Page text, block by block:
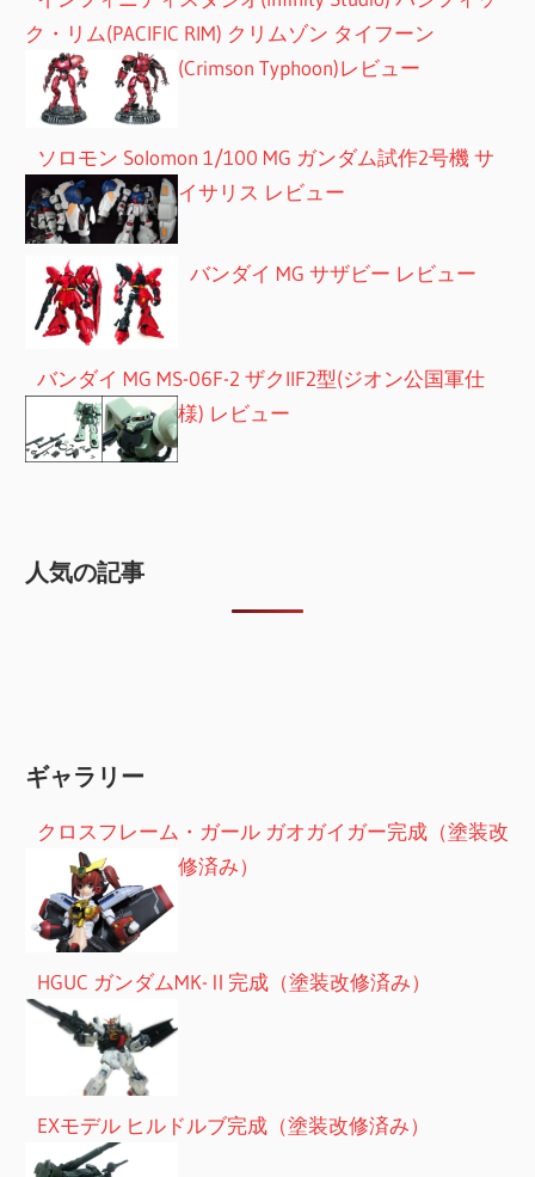
ク・リム(PACIFIC RIM) クリムゾン タイフーン
(Crimson Typhoon)レビュー
ソロモン Solomon 1/100 MG ガンダム試作2号機 サ
イサリス レビュー
バンダイ MG サザビー レビュー
バンダイ MG MS-06F-2 ザクIIF2型(ジオン公国軍仕
様) レビュー
人気の記事
ギャラリー
クロスフレーム・ガール ガオガイガー完成（塗装改
修済み）
HGUC ガンダムMK-Ⅱ完成（塗装改修済み）
EXモデル ヒルドルブ完成（塗装改修済み）